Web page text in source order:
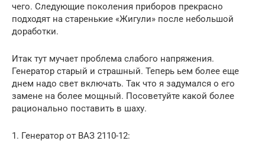
чего. Следующие поколения приборов прекрасно
подходят на старенькие «Жигули» после небольшой
доработки.
Итак тут мучает проблема слабого напряжения.
Генератор старый и страшный. Теперь ьем более еще
днем надо свет включать. Так что я задумался о его
замене на более мощный. Посоветуйте какой более
рационально поставить в шаху.
1. Генератор от ВАЗ 2110-12: